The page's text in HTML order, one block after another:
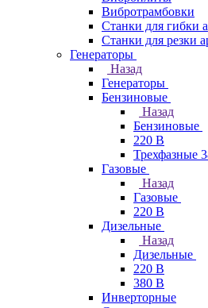
Вибротрамбовки
Станки для гибки
Станки для резки
Генераторы
Назад
Генераторы
Бензиновые
Назад
Бензиновые
220 В
Трехфазные
Газовые
Назад
Газовые
220 В
Дизельные
Назад
Дизельные
220 В
380 В
Инверторные